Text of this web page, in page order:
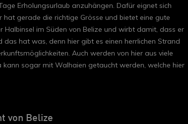
Erholungsurlaub anzuhängen. Dafür eignet sich
gerade die richtige Grösse und bietet eine gute
Halbinsel im Süden von Belize und wirbt damit, dass er
hat was, denn hier gibt es einen herrlichen Strand
Auch werden von hier aus viele
kann sogar mit Walhaien getaucht werden, welche hier
von Belize